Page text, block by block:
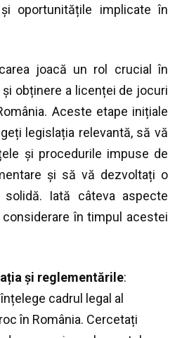
oportunitățile implicate în
joacă un rol crucial în
obținere a licenței de jocuri
Aceste etape inițiale
legislația relevantă, să vă
și procedurile impuse de
și să vă dezvoltați o
Iată câteva aspecte
în timpul acestei
și reglementările:
cadrul legal al
în România. Cercetați